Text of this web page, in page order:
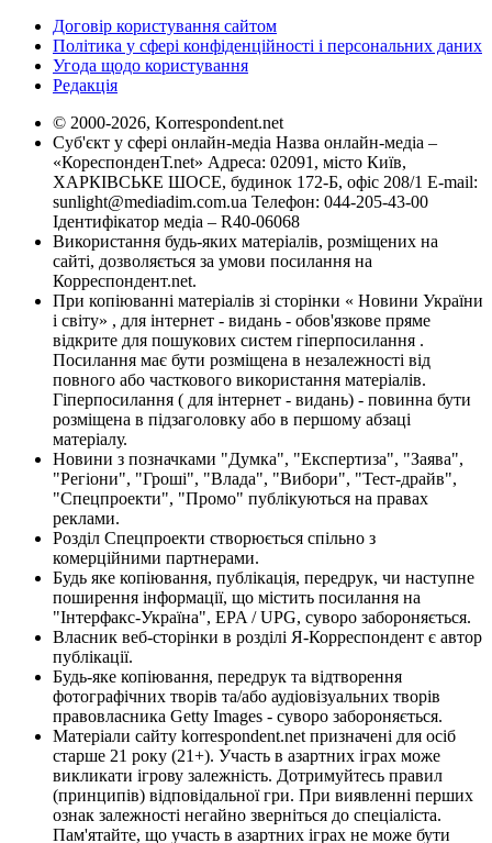
Договір користування сайтом
Політика у сфері конфіденційності і персональних даних
Угода щодо користування
Редакція
© 2000-2026, Korrespondent.net
Суб'єкт у сфері онлайн-медіа Назва онлайн-медіа –
«КореспонденТ.net» Адреса: 02091, місто Київ,
ХАРКІВСЬКЕ ШОСЕ, будинок 172-Б, офіс 208/1 E-mail:
sunlight@mediadim.com.ua Телефон: 044-205-43-00
Ідентифікатор медіа – R40-06068
Використання будь-яких матеріалів, розміщених на
сайті, дозволяється за умови посилання на
Корреспондент.net.
При копіюванні матеріалів зі сторінки « Новини України
і світу» , для інтернет - видань - обов'язкове пряме
відкрите для пошукових систем гіперпосилання .
Посилання має бути розміщена в незалежності від
повного або часткового використання матеріалів.
Гіперпосилання ( для інтернет - видань) - повинна бути
розміщена в підзаголовку або в першому абзаці
матеріалу.
Новини з позначками "Думка", "Експертиза", "Заява",
"Регіони", "Гроші", "Влада", "Вибори", "Тест-драйв",
"Спецпроекти", "Промо" публікуються на правах
реклами.
Розділ Спецпроекти створюється спільно з
комерційними партнерами.
Будь яке копіювання, публікація, передрук, чи наступне
поширення інформації, що містить посилання на
"Інтерфакс-Україна", EPA / UPG, суворо забороняється.
Власник веб-сторінки в розділі Я-Корреспондент є автор
публікації.
Будь-яке копіювання, передрук та відтворення
фотографічних творів та/або аудіовізуальних творів
правовласника Getty Images - суворо забороняється.
Матеріали сайту korrespondent.net призначені для осіб
старше 21 року (21+). Участь в азартних іграх може
викликати ігрову залежність. Дотримуйтесь правил
(принципів) відповідальної гри. При виявленні перших
ознак залежності негайно зверніться до спеціаліста.
Пам'ятайте, що участь в азартних іграх не може бути